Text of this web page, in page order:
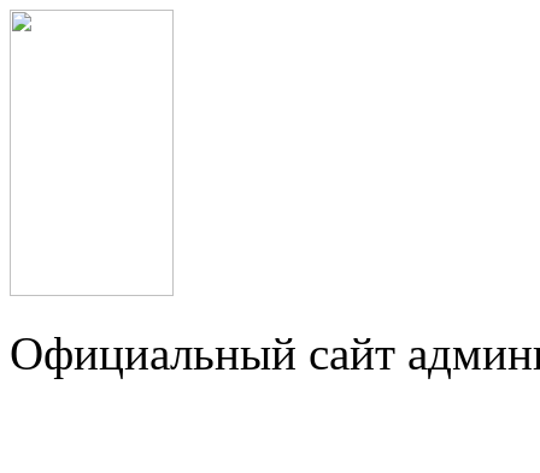
Официальный сайт